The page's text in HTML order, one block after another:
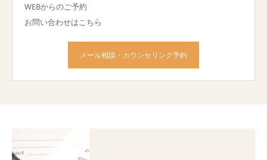
WEBからのご予約
お問い合わせはこちら
メール相談・カウンセリング予約